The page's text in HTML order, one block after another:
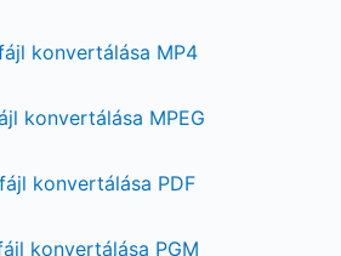
konvertálása MP4
konvertálása MPEG
konvertálása PDF
konvertálása PGM